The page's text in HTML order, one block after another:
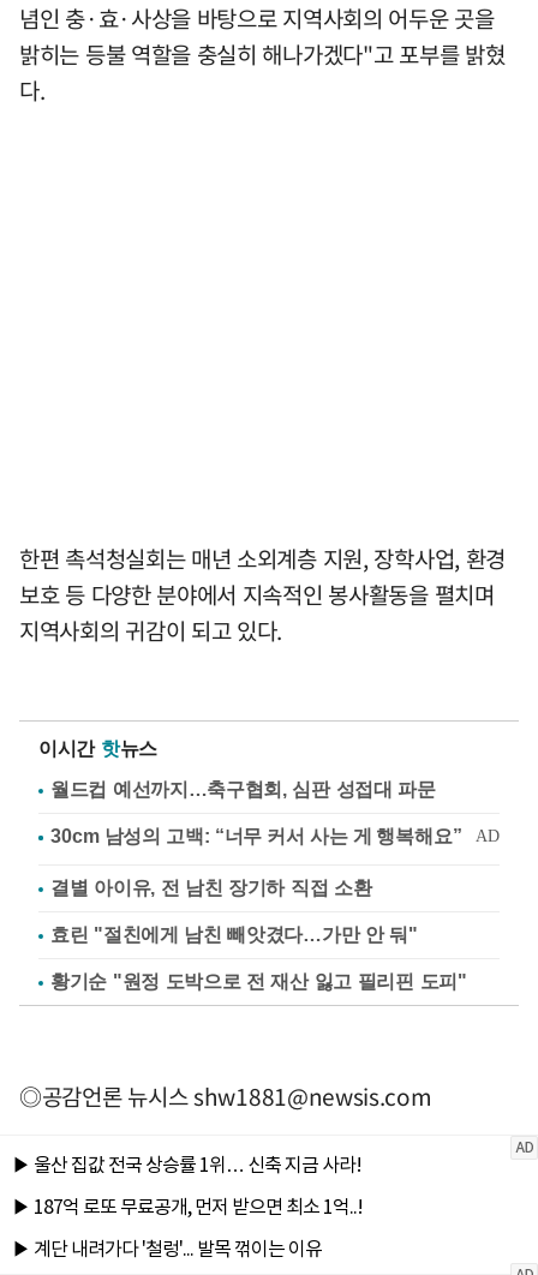
념인 충·효·사상을 바탕으로 지역사회의 어두운 곳을
밝히는 등불 역할을 충실히 해나가겠다"고 포부를 밝혔
다.
한편 촉석청실회는 매년 소외계층 지원, 장학사업, 환경
보호 등 다양한 분야에서 지속적인 봉사활동을 펼치며
지역사회의 귀감이 되고 있다.
이시간 핫뉴스
월드컵 예선까지…축구협회, 심판 성접대 파문
결별 아이유, 전 남친 장기하 직접 소환
효린 "절친에게 남친 빼앗겼다…가만 안 둬"
황기순 "원정 도박으로 전 재산 잃고 필리핀 도피"
◎공감언론 뉴시스shw1881@newsis.com